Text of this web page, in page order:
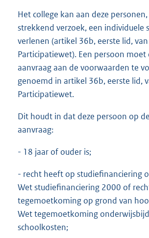
Het college kan aan deze
strekkend verzoek, een individuele
verlenen (artikel 36b, eerste lid,
Participatiewet). Een persoon
aanvraag aan de voorwaarden te
genoemd in artikel 36b, eerste lid,
Participatiewet.
Dit houdt in dat deze persoon op
aanvraag:
- 18 jaar of ouder is;
- recht heeft op studiefinanciering
Wet studiefinanciering 2000 of
tegemoetkoming op grond van
Wet tegemoetkoming
schoolkosten;